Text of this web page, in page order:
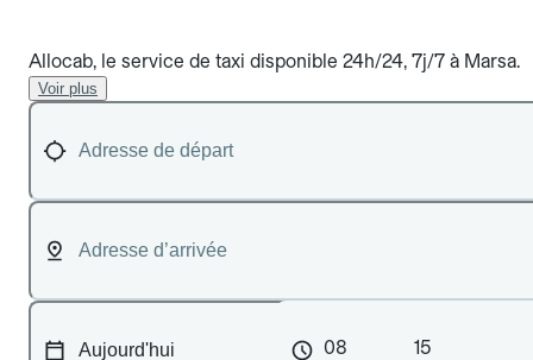
Allocab, le service de taxi disponible 24h/24, 7j/7 à Marsa.
Voir plus
08 15